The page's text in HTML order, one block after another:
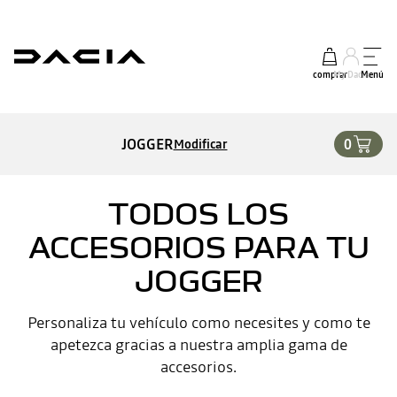
comprarMy DaciaMenú
JOGGERModificar 0
TODOS LOS
ACCESORIOS PARA TU
JOGGER
Personaliza tu vehículo como necesites y como te
apetezca gracias a nuestra amplia gama de
accesorios.